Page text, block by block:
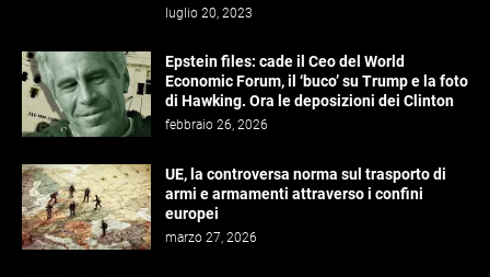
luglio 20, 2023
Epstein files: cade il Ceo del World
Economic Forum, il ‘buco’ su Trump e la foto
di Hawking. Ora le deposizioni dei Clinton
febbraio 26, 2026
UE, la controversa norma sul trasporto di
armi e armamenti attraverso i confini
europei
marzo 27, 2026